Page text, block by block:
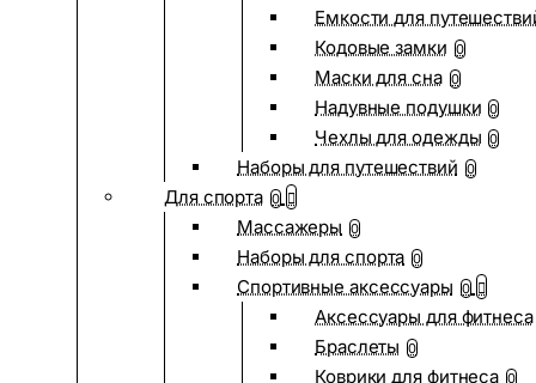
Емкости для
Кодовые замки 0
Маски для сна 0
Надувные подушки 0
Чехлы для одежды 0
Наборы для путешествий 0
Для спорта 0
Массажеры 0
Наборы для спорта 0
Спортивные аксессуары 0
Аксессуары для фитнеса
Браслеты 0
Коврики для фитнеса 0